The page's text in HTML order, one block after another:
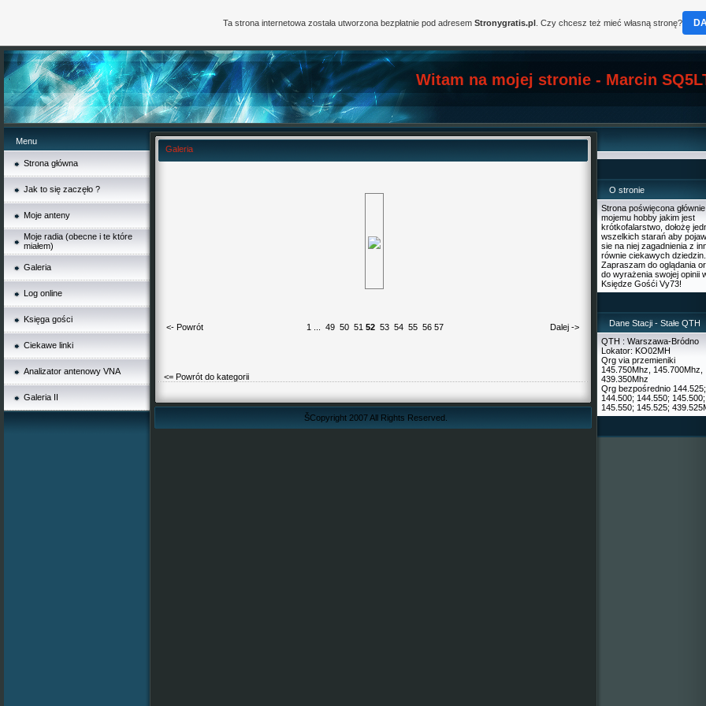
Witam na mojej stronie - Marcin
Menu
Strona główna
Jak to się zaczęło ?
Moje anteny
Moje radia (obecne i te które
miałem)
Galeria
Log online
Księga gości
Ciekawe linki
Analizator antenowy VNA
Galeria II
Galeria
<- Powrót 1 49 50 51 52 53 54 55 56 57 Dalej ->
<= Powrót do kategorii
ŠCopyright 2007 All Rights Reserved.
O stronie
Strona poświęcona głównie
mojemu hobby jakim jest
krótkofalarstwo, dołożę
wszelkich starań aby
sie na niej zagadnienia z
równie ciekawych dziedzin.
Zapraszam do oglądania
do wyrażenia swojej opinii
Księdze Gośći Vy73!
Dane Stacji - Stałe QTH
QTH : Warszawa-Bródno
Lokator: KO02MH
Qrg via przemieniki
145.750Mhz, 145.700Mhz,
439.350Mhz
Qrg bezpośrednio 144.525;
144.500; 144.550; 145.500;
145.550; 145.525;
Ta strona internetowa została utworzona bezpłatnie pod adresem Stronygratis.pl. Czy chcesz też mieć własną stronę?